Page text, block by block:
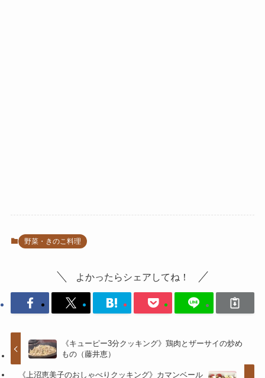
野菜・きのこ料理
よかったらシェアしてね！
《キューピー3分クッキング》鶏肉とザーサイの炒め
もの（藤井恵）
《上沼恵美子のおしゃべりクッキング》カマンベール